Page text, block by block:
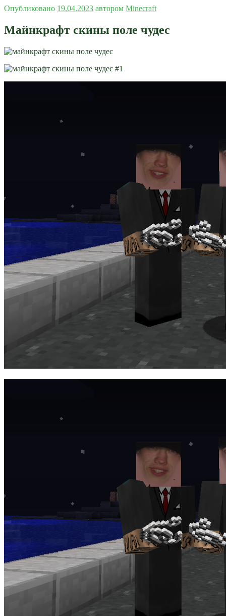
Опубликовано 19.04.2023 автором Minecraft
Майнкрафт скины поле чудес